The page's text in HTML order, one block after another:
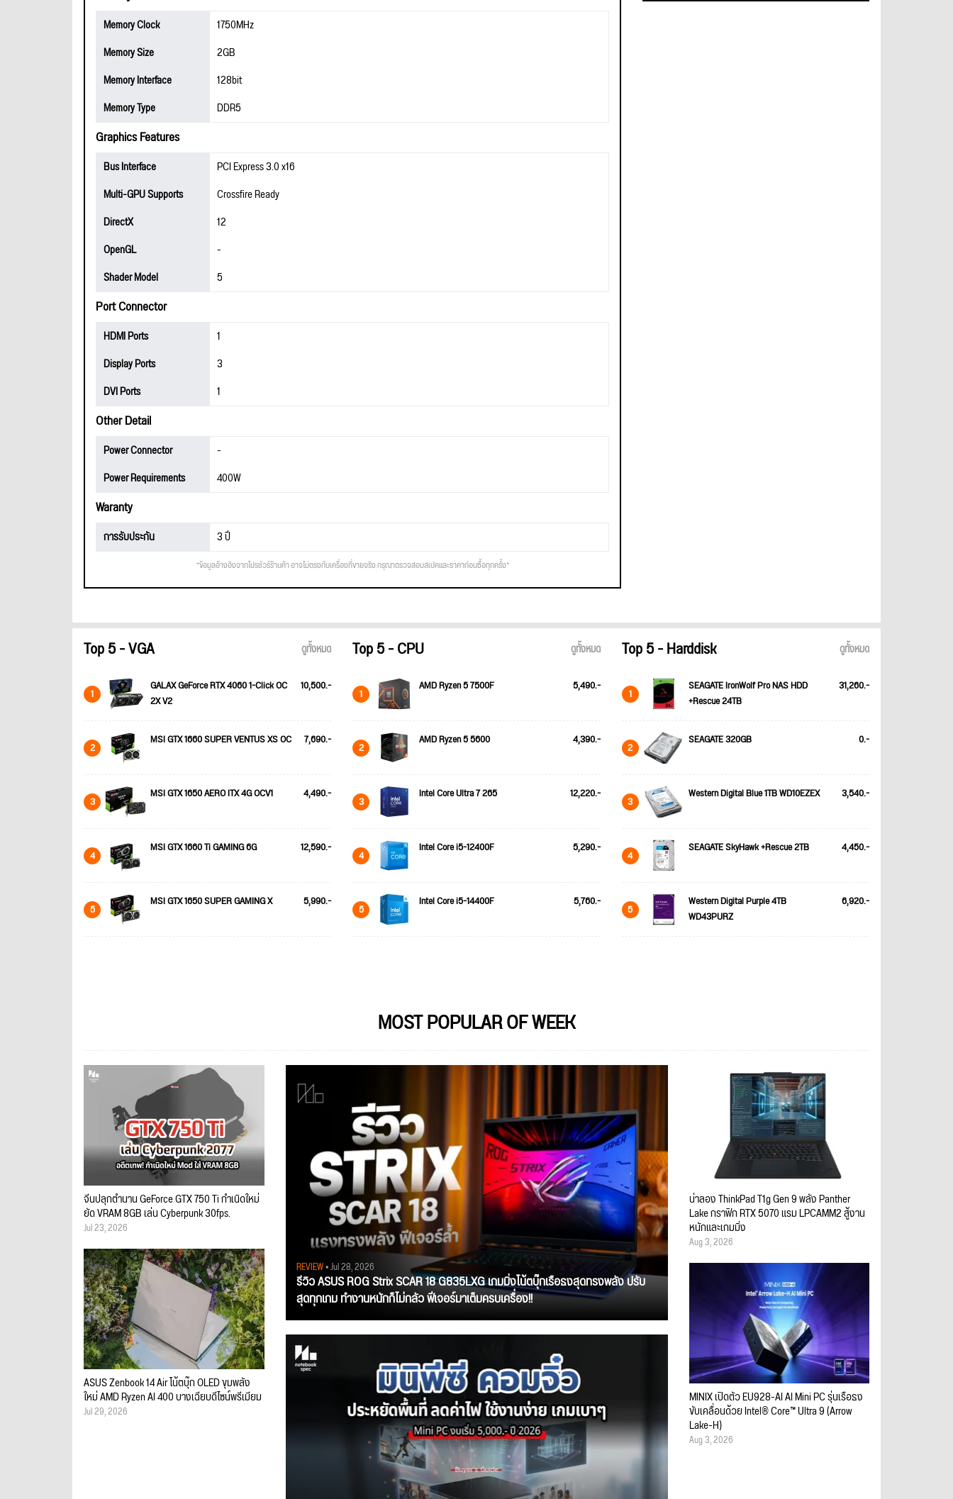
Memory Clock
1750MHz
Memory Size
2GB
Memory Interface
128bit
Memory Type
DDR5
Graphics Features
Bus Interface
PCI Express 3.0 x16
Multi-GPU Supports
Crossfire Ready
DirectX
12
OpenGL
-
Shader Model
5
Port Connector
HDMI Ports
1
Display Ports
3
DVI Ports
1
Other Detail
Power Connector
-
Power Requirements
400W
Waranty
การรับประกัน 3 ปี
*ข้อมูลอ้างอิงจากโปรชัวร์ร้านค้า อาจไม่ตรงกับเครื่องที่ขายจริง กรุณาตรวจสอบสเปคและราคาก่อนซื้อทุกครั้ง*
Top 5 - VGA ดูทั้งหมด
1
GALAX GeForce RTX 4060 1-Click OC
2X V2
10,500.-
2 MSI GTX 1660 SUPER VENTUS XS OC 7,690.-
3 MSI GTX 1650 AERO ITX 4G OCV1 4,490.-
4 MSI GTX 1660 Ti GAMING 6G 12,590.-
5 MSI GTX 1650 SUPER GAMING X 5,990.-
Top 5 - CPU ดูทั้งหมด
1 AMD Ryzen 5 7500F 5,490.-
2 AMD Ryzen 5 5600 4,390.-
3 Intel Core Ultra 7 265 12,220.-
4 Intel Core i5-12400F 5,290.-
5 Intel Core i5-14400F 5,760.-
Top 5 - Harddisk ดูทั้งหมด
1
SEAGATE IronWolf Pro NAS HDD
+Rescue 24TB
31,260.-
2 SEAGATE 320GB 0.-
3 Western Digital Blue 1TB WD10EZEX 3,540.-
4 SEAGATE SkyHawk +Rescue 2TB 4,450.-
5
Western Digital Purple 4TB
WD43PURZ
6,920.-
MOST POPULAR OF WEEK
REVIEW• Jul 28, 2026
รีวิว ASUS ROG Strix SCAR 18 G835LXG เกมมิ่งโน้ตบุ๊กเรือธงสุดทรงพลัง ปรับ
สุดทุกเกม ทำงานหนักก็ไม่กลัว ฟีเจอร์มาเต็มครบเครื่อง!!
จีนปลุกตำนาน GeForce GTX 750 Ti กำเนิดใหม่
ยัด VRAM 8GB เล่น Cyberpunk 30fps.
Jul 23, 2026
ASUS Zenbook 14 Air โน้ตบุ๊ก OLED ขุมพลัง
ใหม่ AMD Ryzen AI 400 บางเฉียบดีไซน์พรีเมียม
Jul 29, 2026
น่าลอง ThinkPad T1g Gen 9 พลัง Panther
Lake กราฟิก RTX 5070 แรม LPCAMM2 สู้งาน
หนักและเกมมิ่ง
Aug 3, 2026
MINIX เปิดตัว EU928-AI AI Mini PC รุ่นเรือธง
ขับเคลื่อนด้วย Intel® Core™ Ultra 9 (Arrow
Lake-H)
Aug 3, 2026